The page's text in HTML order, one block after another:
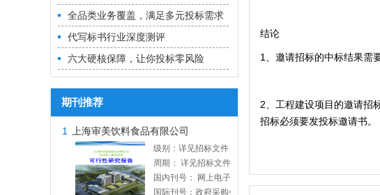
全品类业务覆盖，满足多元投标需求
代写标书行业深度测评
六大硬核保障，让你投标零风险
期刊推荐
1 上海审美饮料食品有限公司
级别：详见招标文件
周期： 详见招标文件
国内刊号： 网上电子投标
国际刊号：政府采购公开招标
结论
1、邀请招标的中标结果需
2、工程建设项目的邀请招
招标必须要发投标邀请书。